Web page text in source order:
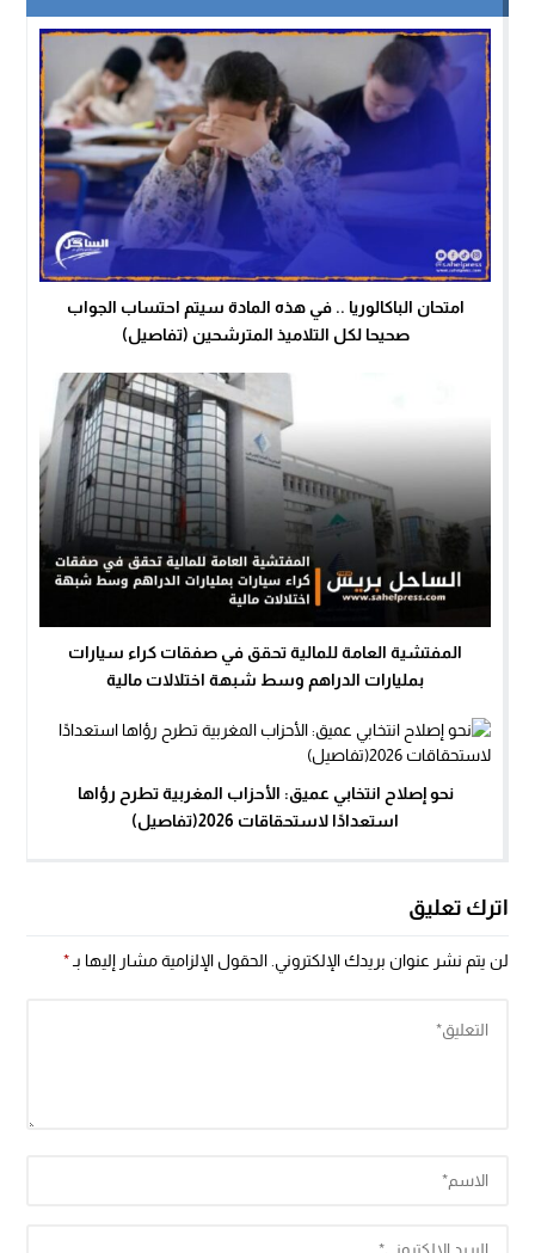
امتحان الباكالوريا .. في هذه المادة سيتم احتساب الجواب
صحيحا لكل التلاميذ المترشحين (تفاصيل)
المفتشية العامة للمالية تحقق في صفقات كراء سيارات
بمليارات الدراهم وسط شبهة اختلالات مالية
نحو إصلاح انتخابي عميق: الأحزاب المغربية تطرح رؤاها
استعدادًا لاستحقاقات 2026(تفاصيل)
اترك تعليق
لن يتم نشر عنوان بريدك الإلكتروني. الحقول الإلزامية مشار إليها بـ*